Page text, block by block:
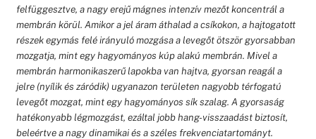
felfüggesztve, a nagy erejű mágnes intenzív mezőt koncentrál a
membrán körül. Amikor a jel áram áthalad a csíkokon, a hajtogatott
részek egymás felé irányuló mozgása a levegőt ötször gyorsabban
mozgatja, mint egy hagyományos kúp alakú membrán. Mivel a
membrán harmonikaszerű lapokba van hajtva, gyorsan reagál a
jelre (nyílik és záródik) ugyanazon területen nagyobb térfogatú
levegőt mozgat, mint egy hagyományos sík szalag. A gyorsaság
hatékonyabb légmozgást, ezáltal jobb hang-visszaadást biztosít,
beleértve a nagy dinamikai és a széles frekvenciatartományt.